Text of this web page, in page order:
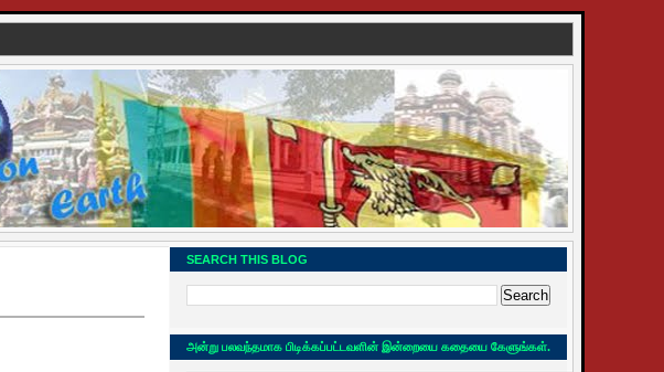
SEARCH THIS BLOG
அன்று பலவந்தமாக பிடிக்கப்பட்டவளின் இன்றையை கதையை கேளுங்கள்.